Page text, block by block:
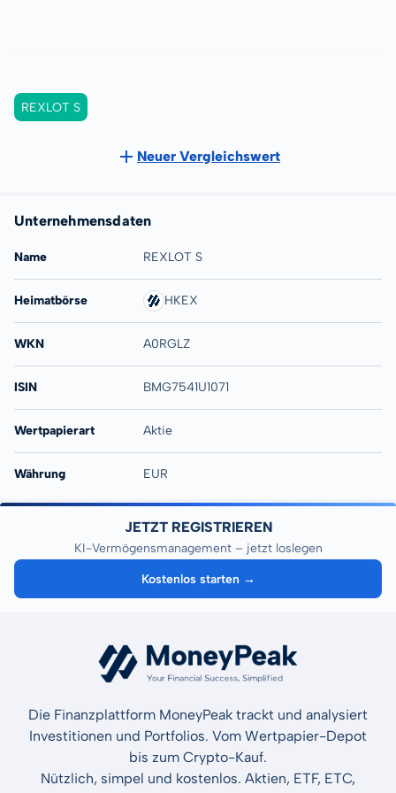
REXLOT S
Neuer Vergleichswert
Unternehmensdaten
Name REXLOT S
Heimatbörse HKEX
WKN A0RGLZ
ISIN BMG7541U1071
Wertpapierart Aktie
Währung EUR
JETZT REGISTRIEREN
KI-Vermögensmanagement – jetzt loslegen
Kostenlos starten →
Die Finanzplattform MoneyPeak trackt und analysiert
Investitionen und Portfolios. Vom Wertpapier-Depot
bis zum Crypto-Kauf.
Nützlich, simpel und kostenlos. Aktien, ETF, ETC,